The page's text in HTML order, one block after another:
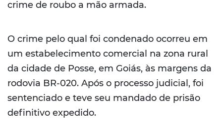
crime de roubo a mão armada.
O crime pelo qual foi condenado ocorreu em
um estabelecimento comercial na zona rural
da cidade de Posse, em Goiás, às margens da
rodovia BR-020. Após o processo judicial, foi
sentenciado e teve seu mandado de prisão
definitivo expedido.